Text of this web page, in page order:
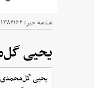
شناسه خبر:۱۳۸۶۱۶۶
یحیی
یحیی گل‌محمدی